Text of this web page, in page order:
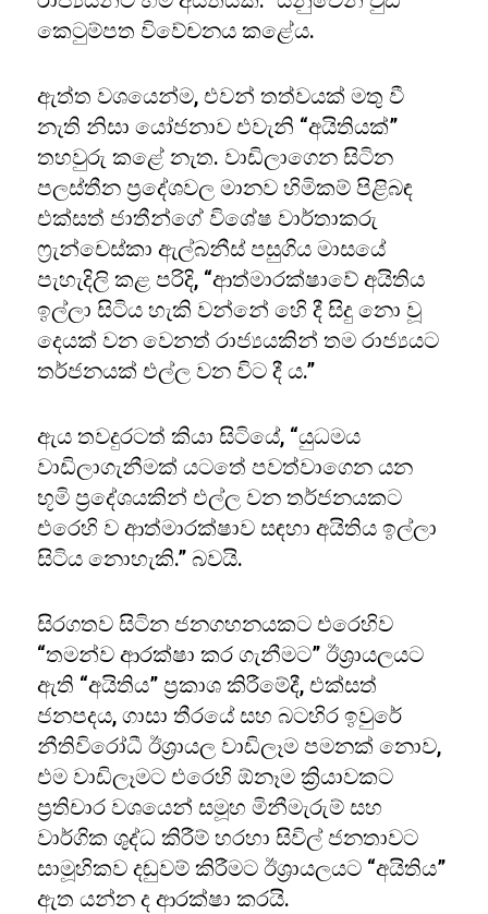
කෙටුම්පත විවේචනය කළේය.
ඇත්ත වශයෙන්ම, එවන් තත්වයක් මතු වී
නැති නිසා යෝජනාව එවැනි “අයිතියක්”
තහවුරු කළේ නැත. වාඩිලාගෙන සිටින
පලස්තීන ප්‍රදේශවල මානව හිමිකම් පිළිබඳ
එක්සත් ජාතීන්ගේ විශේෂ වාර්තාකරු
ෆ්‍රැන්චෙස්කා ඇල්බනීස් පසුගිය මාසයේ
පැහැදිලි කළ පරිදි, “ආත්මාරක්ෂාවේ අයිතිය
ඉල්ලා සිටිය හැකි වන්නේ හෙි දී සිදු නො වූ
දෙයක් වන වෙනත් රාජ්‍යයකින් තම රාජ්‍යයට
තර්ජනයක් එල්ල වන විට දී ය.”
ඇය තවදුරටත් කියා සිටියේ, “යුධමය
වාඩිලාගැනීමක් යටතේ පවත්වාගෙන යන
භූමි ප්‍රදේශයකින් එල්ල වන තර්ජනයකට
එරෙහි ව ආත්මාරක්ෂාව සඳහා අයිතිය ඉල්ලා
සිටිය නොහැකි.” බවයි.
සිරගතව සිටින ජනගහනයකට එරෙහිව
“තමන්ව ආරක්ෂා කර ගැනීමට” ඊශ්‍රායලයට
ඇති “අයිතිය” ප්‍රකාශ කිරීමේදී, එක්සත්
ජනපදය, ගාසා තීරයේ සහ බටහිර ඉවුරේ
නීතිවිරෝධී ඊශ්‍රායල වාඩිලෑම පමනක් නොව,
එම වාඩිලෑමට එරෙහි ඕනෑම ක්‍රියාවකට
ප්‍රතිචාර වශයෙන් සමූහ මිනීමැරුම් සහ
වාර්ගික ශුද්ධ කිරීම් හරහා සිවිල් ජනතාවට
සාමූහිකව දඬුවම් කිරීමට ඊශ්‍රායලයට “අයිතිය”
ඇත යන්න ද ආරක්ෂා කරයි.